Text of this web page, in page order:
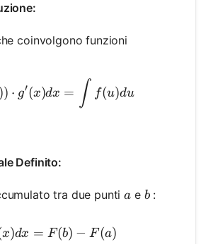
coinvolgono funzioni
\int f(g(x)) \cdot
)) ⋅ g′(x)dx = ∫ f(u)du
Definito:
tra due puntia
ae b
b:
\int_a^b f(x) d x=F(b)-
x)dx = F(b) − F(a)